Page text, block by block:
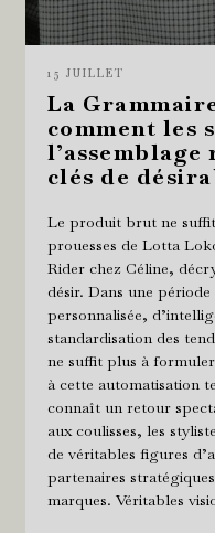
15 JUILLET
La
comment les
clés de
Le produit brut ne
prouesses de Lotta
Rider chez Céline,
désir. Dans une
personnalisée,
standardisation des
ne suffit plus à
à cette automatisation
connaît un retour
aux coulisses, les
de véritables figures
partenaires
marques. Véritables